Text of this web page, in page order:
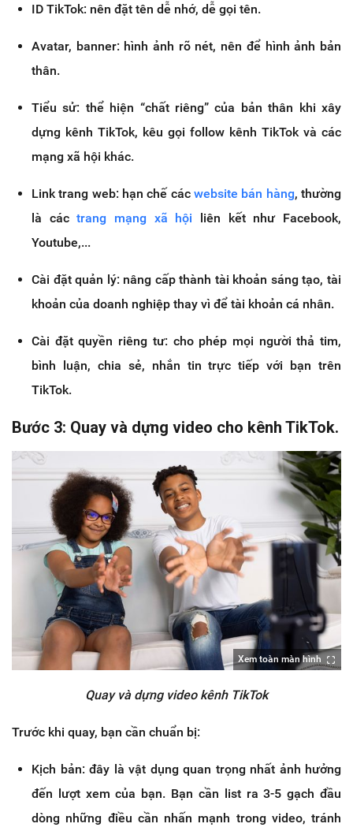
ID TikTok: nên đặt tên dễ nhớ, dễ gọi tên.
Avatar, banner: hình ảnh rõ nét, nên để hình ảnh bản
thân.
Tiểu sử: thể hiện “chất riêng” của bản thân khi xây
dựng kênh TikTok, kêu gọi follow kênh TikTok và các
mạng xã hội khác.
Link trang web: hạn chế các website bán hàng, thường
là cáctrang mạng xã hội liên kết như Facebook,
Youtube,...
Cài đặt quản lý: nâng cấp thành tài khoản sáng tạo, tài
khoản của doanh nghiệp thay vì để tài khoản cá nhân.
Cài đặt quyền riêng tư: cho phép mọi người thả tim,
bình luận, chia sẻ, nhắn tin trực tiếp với bạn trên
TikTok.
Bước 3: Quay và dựng video cho kênh TikTok.
Xem toàn màn hình
Quay và dựng video kênh TikTok
Trước khi quay, bạn cần chuẩn bị:
Kịch bản: đây là vật dụng quan trọng nhất ảnh hưởng
đến lượt xem của bạn. Bạn cần list ra 3-5 gạch đầu
dòng những điều cần nhấn mạnh trong video, tránh